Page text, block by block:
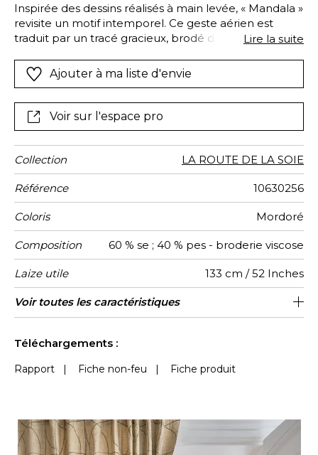
Inspirée des dessins réalisés à main levée, « Mandala »
revisite un motif intemporel. Ce geste aérien est
traduit par un tracé gracieux, brodé d’un fil de viscose
proposée en quatre teintes coordonnées à « Marco ».
Lire la suite
Ajouter à ma liste d'envie
Voir sur l'espace pro
Collection LA ROUTE DE LA SOIE
Référence 10630256
Coloris Mordoré
Composition 60 % se ; 40 % pes - broderie viscose
Laize utile 133 cm / 52 Inches
Raccord Raccord droit
Poids g/m² 205
Performance
Accoustique
aw - 0.15
Usage
Entretien
Pays
d'origine
Inde
Rapport
Horizontal
67 cm / 26 Inches
Rapport
Vertical
79 cm / 31 Inches
Caractéristiques
Outdoor
Voir toutes les caractéristiques
Téléchargements :
Rapport | Fiche non-feu | Fiche produit